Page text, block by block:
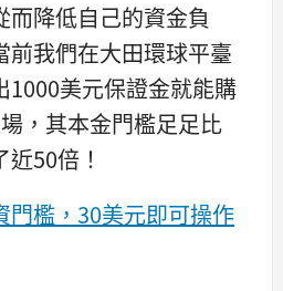
而降低自己的資金負
前我們在大田環球平臺
1000美元保證金就能購
，其本金門檻足足比
50倍！
門檻，30美元即可操作